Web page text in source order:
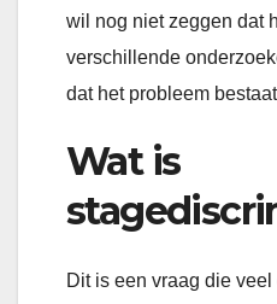
wil nog niet zeggen dat
verschillende
dat het probleem
Wat is
Dit is een vraag die